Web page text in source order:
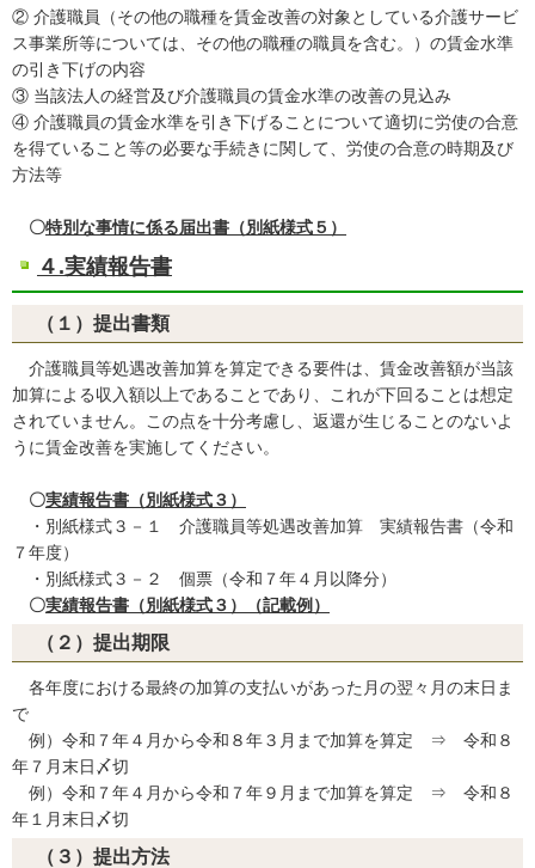
② 介護職員（その他の職種を賃金改善の対象としている介護サービ
ス事業所等については、その他の職種の職員を含む。）の賃金水準
の引き下げの内容
③ 当該法人の経営及び介護職員の賃金水準の改善の見込み
④ 介護職員の賃金水準を引き下げることについて適切に労使の合意
を得ていること等の必要な手続きに関して、労使の合意の時期及び
方法等
〇特別な事情に係る届出書（別紙様式５）
４.実績報告書
（１）提出書類
介護職員等処遇改善加算を算定できる要件は、賃金改善額が当該
加算による収入額以上であることであり、これが下回ることは想定
されていません。この点を十分考慮し、返還が生じることのないよ
うに賃金改善を実施してください。
〇実績報告書（別紙様式３）
・別紙様式３－１ 介護職員等処遇改善加算 実績報告書（令和
７年度）
・別紙様式３－２ 個票（令和７年４月以降分）
〇実績報告書（別紙様式３）（記載例）
（２）提出期限
各年度における最終の加算の支払いがあった月の翌々月の末日ま
で
例）令和７年４月から令和８年３月まで加算を算定 ⇒ 令和８
年７月末日〆切
例）令和７年４月から令和７年９月まで加算を算定 ⇒ 令和８
年１月末日〆切
（３）提出方法